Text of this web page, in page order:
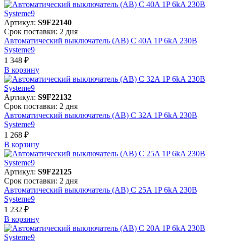
Артикул: S9F22140
Срок поставки: 2 дня
Автоматический выключатель (АВ) C 40A 1P 6kA 230В
Systeme9
1 348 ₽
В корзинy
Артикул: S9F22132
Срок поставки: 2 дня
Автоматический выключатель (АВ) C 32A 1P 6kA 230В
Systeme9
1 268 ₽
В корзинy
Артикул: S9F22125
Срок поставки: 2 дня
Автоматический выключатель (АВ) C 25A 1P 6kA 230В
Systeme9
1 232 ₽
В корзинy